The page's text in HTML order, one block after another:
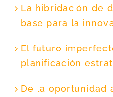
La hibridación de
base para la
El futuro
planificación
De la oportunidad